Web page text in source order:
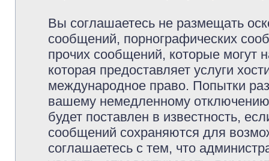
Вы соглашаетесь не размещать
сообщений, порнографических
прочих сообщений, которые могут
которая предоставляет услуги
международное право. Попытки
вашему немедленному
будет поставлен в известность,
сообщений сохраняются для
соглашаетесь с тем, что